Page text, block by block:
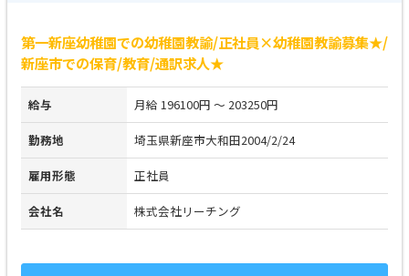
第一新座幼稚園での幼稚園教諭/正社員×幼稚園教諭募集★/
新座市での保育/教育/通訳求人★
給与 月給 196100円 ～ 203250円
勤務地 埼玉県新座市大和田2004/2/24
雇用形態 正社員
会社名 株式会社リーチング